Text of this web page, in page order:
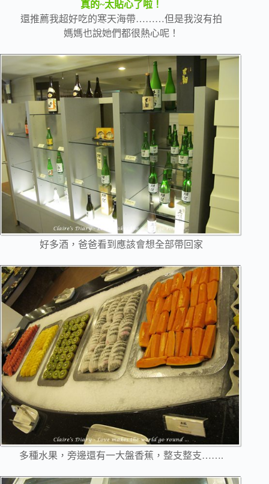
真的~太貼心了啦！
還推薦我超好吃的寒天海帶………但是我沒有拍
媽媽也說她們都很熱心呢！
好多酒，爸爸看到應該會想全部帶回家
多種水果，旁邊還有一大盤香蕉，整支整支…….